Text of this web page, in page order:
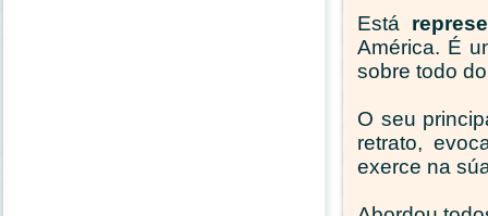
Está
América. É
sobre todo
O seu
retrato,
exerce na